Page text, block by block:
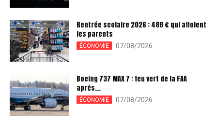
Rentrée scolaire 2026 : 488 € qui affolent
les parents
ÉCONOMIE 07/08/2026
Boeing 737 MAX 7 : feu vert de la FAA
après...
ÉCONOMIE 07/08/2026